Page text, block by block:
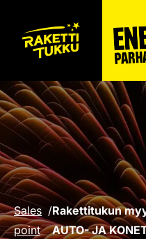
Sales
point
/Rakettitukun
AUTO- JA